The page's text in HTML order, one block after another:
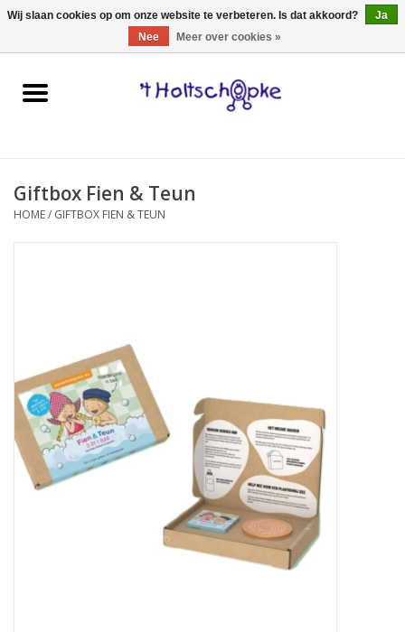
0 Artikelen - €0,00
Home
spellen
kinderkamer
eten & drinken
knuffels
Giftbox Fien & Teun
HOME/ GIFTBOX FIEN & TEUN
Wij slaan cookies op om onze website te verbeteren. Is dat akkoord?
Ja
Nee
Meer over cookies »